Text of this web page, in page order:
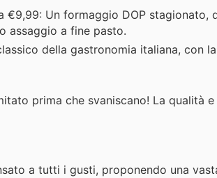
€9,99: Un formaggio DOP stagionato,
assaggio a fine pasto.
della gastronomia italiana, con
prima che svaniscano! La qualità
a tutti i gusti, proponendo una